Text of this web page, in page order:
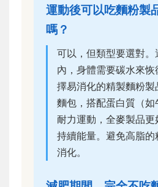
運動後可以吃麵粉製
嗎？
可以，但類型要選對
內，身體需要碳水來
擇易消化的精製麵粉
麵包，搭配蛋白質（
耐力運動，全麥製品
持續能量。避免高脂的
消化。